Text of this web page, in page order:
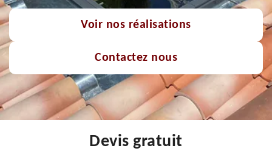
Voir nos réalisations
Contactez nous
Devis gratuit